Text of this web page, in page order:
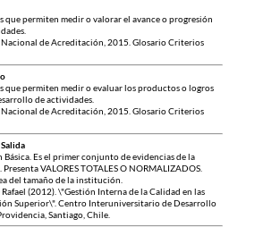
permiten medir o valorar el avance o progresión
de Acreditación, 2015. Glosario Criterios
que permiten medir o evaluar los productos o logros
de actividades.
de Acreditación, 2015. Glosario Criterios
Básica. Es el primer conjunto de evidencias de la
VALORES TOTALES O NORMALIZADOS.
del tamaño de la institución.
(2012). \"Gestión Interna de la Calidad en las
Superior\". Centro Interuniversitario de Desarrollo
Santiago, Chile.